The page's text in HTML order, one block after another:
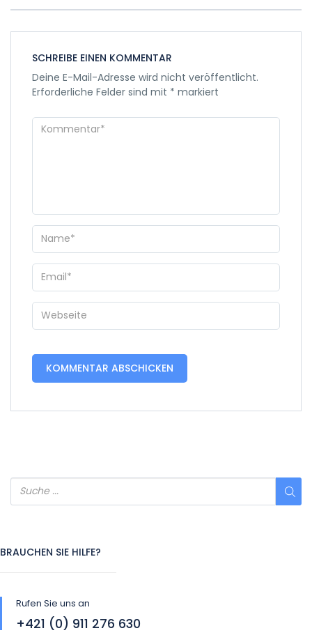
SCHREIBE EINEN KOMMENTAR
Deine E-Mail-Adresse wird nicht veröffentlicht.
Erforderliche Felder sind mit * markiert
BRAUCHEN SIE HILFE?
Rufen Sie uns an
+421 (0) 911 276 630